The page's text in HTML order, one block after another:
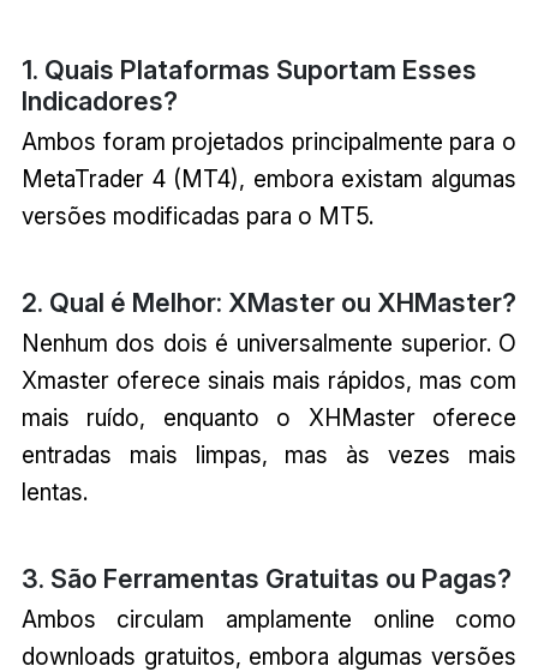
1. Quais Plataformas Suportam Esses
Indicadores?
Ambos foram projetados principalmente para o
MetaTrader 4 (MT4), embora existam algumas
versões modificadas para o MT5.
2. Qual é Melhor: XMaster ou XHMaster?
Nenhum dos dois é universalmente superior. O
Xmaster oferece sinais mais rápidos, mas com
mais ruído, enquanto o XHMaster oferece
entradas mais limpas, mas às vezes mais
lentas.
3. São Ferramentas Gratuitas ou Pagas?
Ambos circulam amplamente online como
downloads gratuitos, embora algumas versões